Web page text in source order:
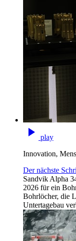
play
Innovation,
Der nächste
Sandvik Alpha
2026 für ein
Bohrlöcher, die
Untertagebau